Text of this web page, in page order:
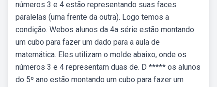
números 3 e 4 estão representando suas faces
paralelas (uma frente da outra). Logo temos a
condição. Webos alunos da 4a série estão montando
um cubo para fazer um dado para a aula de
matemática. Eles utilizam o molde abaixo, onde os
números 3 e 4 representam duas de. D ***** os alunos
do 5º ano estão montando um cubo para fazer um